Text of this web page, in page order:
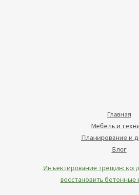
Главная
Мебель и
Планирование и
Блог
Инъектирование трещин:
восстановить бетонные